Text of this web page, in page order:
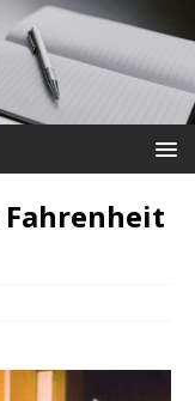
Fahrenheit